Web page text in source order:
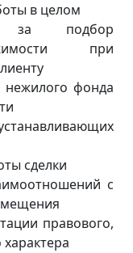
в целом
за подбор
при
нежилого фонда
сделки
с
правового,